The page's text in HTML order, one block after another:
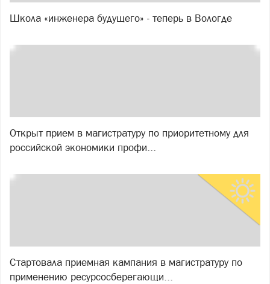
Школа «инженера будущего» - теперь в Вологде
Открыт прием в магистратуру по приоритетному для
российской экономики профи...
Стартовала приемная кампания в магистратуру по
применению ресурсосберегающи...